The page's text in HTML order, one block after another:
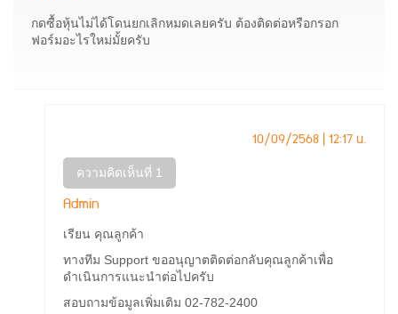
กดซื้อหุ้นไม่ได้โดนยกเลิกหมดเลยครับ ต้องติดต่อหรือกรอก
ฟอร์มอะไรใหม่มั้ยครับ
10/09/2568 | 12:17 น.
ความคิดเห็นที่ 1
Admin
เรียน คุณลูกค้า
ทางทีม Support ขออนุญาตติดต่อกลับคุณลูกค้าเพื่อ
ดำเนินการแนะนำต่อไปครับ
สอบถามข้อมูลเพิ่มเติม 02-782-2400